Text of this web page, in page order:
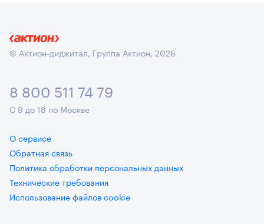
© Актион-диджитал, Группа Актион, 2026
8 800 511 74 79
С 9 до 18 по Москве
О сервисе
Обратная связь
Политика обработки персональных данных
Технические требования
Использование файлов cookie